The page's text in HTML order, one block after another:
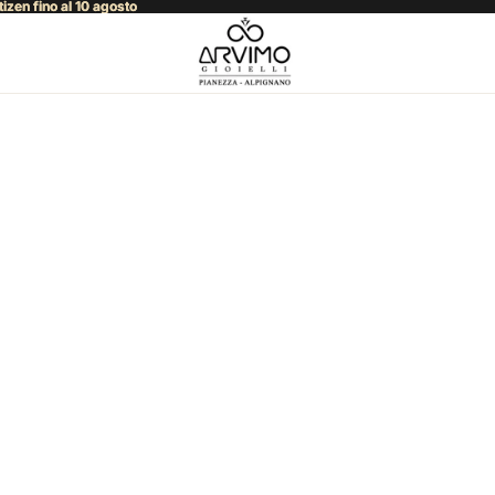
fino al 10 agosto
fino al 10 agosto